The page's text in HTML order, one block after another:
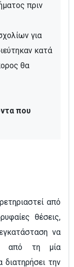
πριν
για
κατά
θα
που
από
θέσεις,
να
από τη μία
την